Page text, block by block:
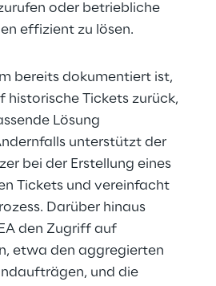
oder betriebliche
effizient zu lösen.
bereits dokumentiert ist,
historische Tickets zurück,
Lösung
unterstützt der
bei der Erstellung eines
Tickets und vereinfacht
Darüber hinaus
den Zugriff auf
etwa den aggregierten
und die